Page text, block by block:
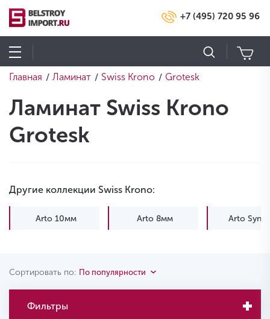
+7 (495) 720 95 96
Главная / Ламинат / Swiss Krono / Grotesk
Ламинат Swiss Krono
Grotesk
Другие коллекции Swiss Krono:
Arto 10мм Arto 8мм Arto
Сортировать по: По популярности
Фильтры